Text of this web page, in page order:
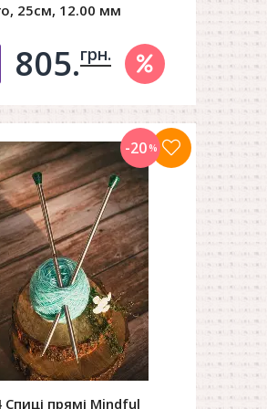
25см, 12.00 мм
в корзину
805.грн.
Спиці прямі Mindful
-20%